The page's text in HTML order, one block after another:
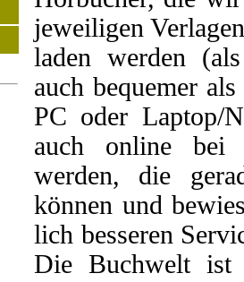
je­wei­ligen
laden werden
auch be­quemer
PC oder Lap­top/
auch on­line bei
werden, die
können und
lich besseren
Die Buch­welt ist